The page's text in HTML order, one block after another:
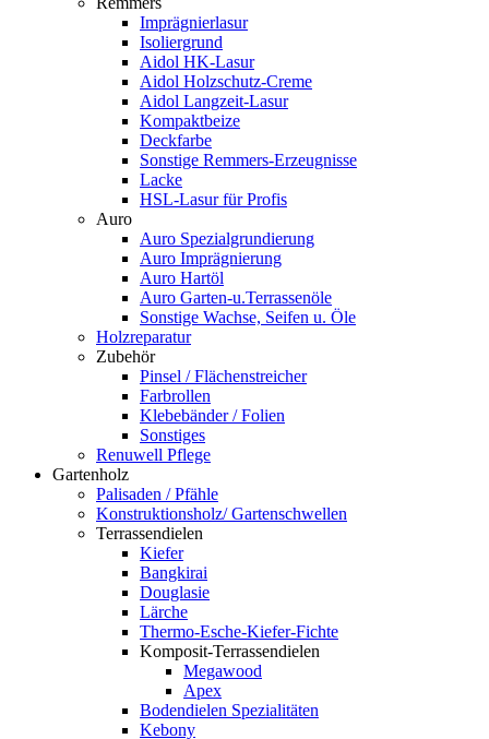
Imprägnierlasur
Isoliergrund
Aidol HK-Lasur
Aidol Holzschutz-Creme
Aidol Langzeit-Lasur
Kompaktbeize
Deckfarbe
Sonstige Remmers-Erzeugnisse
Lacke
HSL-Lasur für Profis
Auro
Auro Spezialgrundierung
Auro Imprägnierung
Auro Hartöl
Auro Garten-u.Terrassenöle
Sonstige Wachse, Seifen u. Öle
Holzreparatur
Zubehör
Pinsel / Flächenstreicher
Farbrollen
Klebebänder / Folien
Sonstiges
Renuwell Pflege
Gartenholz
Palisaden / Pfähle
Konstruktionsholz/ Gartenschwellen
Terrassendielen
Kiefer
Bangkirai
Douglasie
Lärche
Thermo-Esche-Kiefer-Fichte
Komposit-Terrassendielen
Megawood
Apex
Bodendielen Spezialitäten
Kebony